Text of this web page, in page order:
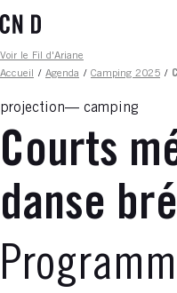
au
principal
Fil d'ariane
Voir le Fil d'Ariane
Accueil
/ Agenda / Camping 2025 /
projection camping
Courts
danse